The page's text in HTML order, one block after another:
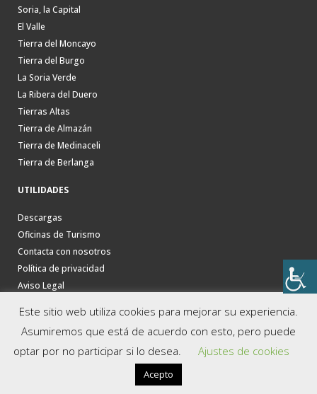
Soria, la Capital
El Valle
Tierra del Moncayo
Tierra del Burgo
La Soria Verde
La Ribera del Duero
Tierras Altas
Tierra de Almazán
Tierra de Medinaceli
Tierra de Berlanga
UTILIDADES
Descargas
Oficinas de Turismo
Contacta con nosotros
Política de privacidad
Aviso Legal
Este sitio web utiliza cookies para mejorar su experiencia.
Asumiremos que está de acuerdo con esto, pero puede
optar por no participar si lo desea.
Ajustes de cookies
Acepto